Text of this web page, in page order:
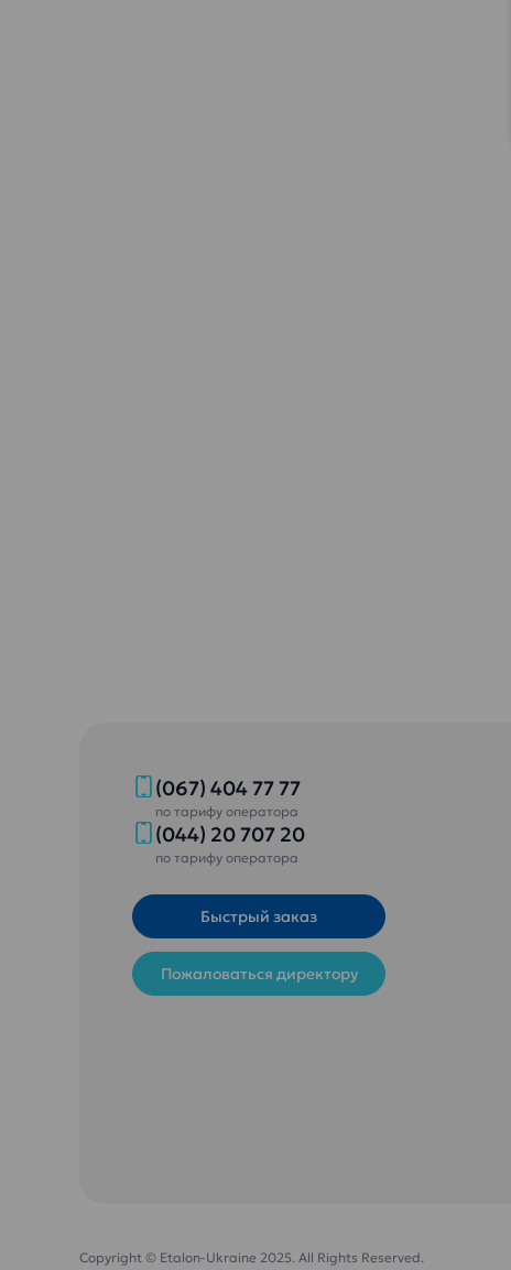
(067) 404 77 77
по тарифу оператора
(044) 20 707 20
по тарифу оператора
Быстрый заказ
Пожаловаться директору
Copyright © Etalon-Ukraine 2025. All Rights Reserved.